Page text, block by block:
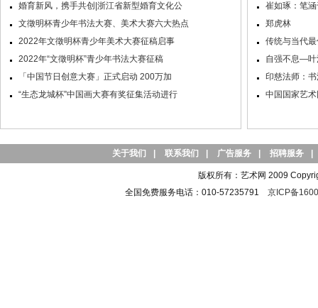
婚育新风，携手共创|浙江省新型婚育文化公
文徵明杯青少年书法大赛、美术大赛六大热点
2022年文徵明杯青少年美术大赛征稿启事
2022年“文徵明杯”青少年书法大赛征稿
「中国节日创意大赛」正式启动 200万加
“生态龙城杯”中国画大赛有奖征集活动进行
崔如琢：笔
郑虎林
传统与当代
自强不息—叶
印慈法师：
中国国家艺
关于我们 联系我们 广告服务 招聘服务
版权所有：艺术网 2009
全国免费服务电话：010-57235791 京ICP备